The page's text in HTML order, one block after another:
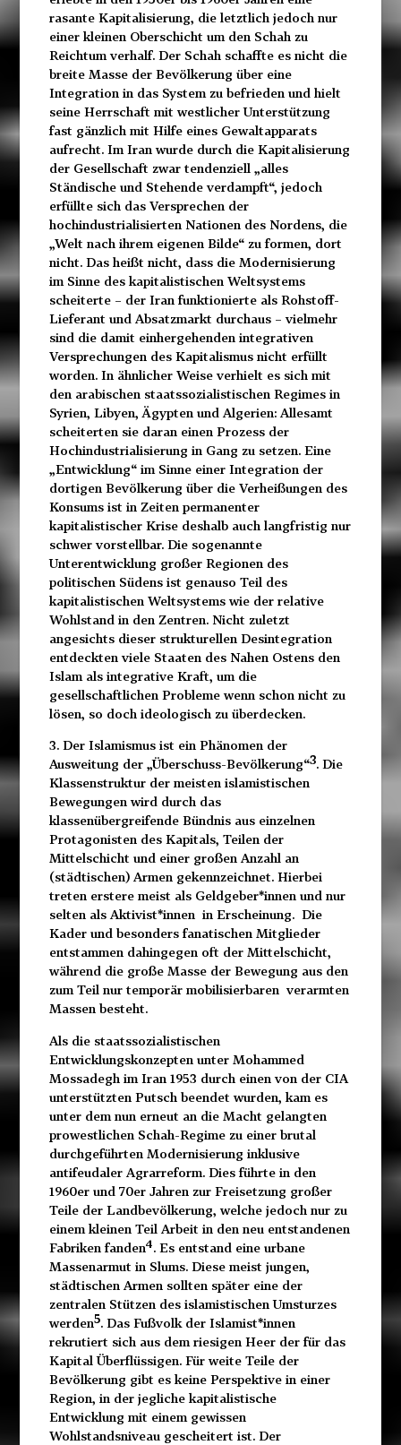
rasante Kapitalisierung, die letztlich jedoch nur
einer kleinen Oberschicht um den Schah zu
Reichtum verhalf. Der Schah schaffte es nicht die
breite Masse der Bevölkerung über eine
Integration in das System zu befrieden und hielt
seine Herrschaft mit westlicher Unterstützung
fast gänzlich mit Hilfe eines Gewaltapparats
aufrecht. Im Iran wurde durch die Kapitalisierung
der Gesellschaft zwar tendenziell „alles
Ständische und Stehende verdampft“, jedoch
erfüllte sich das Versprechen der
hochindustrialisierten Nationen des Nordens, die
„Welt nach ihrem eigenen Bilde“ zu formen, dort
nicht. Das heißt nicht, dass die Modernisierung
im Sinne des kapitalistischen Weltsystems
scheiterte – der Iran funktionierte als Rohstoff-
Lieferant und Absatzmarkt durchaus – vielmehr
sind die damit einhergehenden integrativen
Versprechungen des Kapitalismus nicht erfüllt
worden. In ähnlicher Weise verhielt es sich mit
den arabischen staatssozialistischen Regimes in
Syrien, Libyen, Ägypten und Algerien: Allesamt
scheiterten sie daran einen Prozess der
Hochindustrialisierung in Gang zu setzen. Eine
„Entwicklung“ im Sinne einer Integration der
dortigen Bevölkerung über die Verheißungen des
Konsums ist in Zeiten permanenter
kapitalistischer Krise deshalb auch langfristig nur
schwer vorstellbar. Die sogenannte
Unterentwicklung großer Regionen des
politischen Südens ist genauso Teil des
kapitalistischen Weltsystems wie der relative
Wohlstand in den Zentren. Nicht zuletzt
angesichts dieser strukturellen Desintegration
entdeckten viele Staaten des Nahen Ostens den
Islam als integrative Kraft, um die
gesellschaftlichen Probleme wenn schon nicht zu
lösen, so doch ideologisch zu überdecken.
3. Der Islamismus ist ein Phänomen der
Ausweitung der „Überschuss-Bevölkerung“3. Die
Klassenstruktur der meisten islamistischen
Bewegungen wird durch das
klassenübergreifende Bündnis aus einzelnen
Protagonisten des Kapitals, Teilen der
Mittelschicht und einer großen Anzahl an
(städtischen) Armen gekennzeichnet. Hierbei
treten erstere meist als Geldgeber*innen und nur
selten als Aktivist*innen in Erscheinung. Die
Kader und besonders fanatischen Mitglieder
entstammen dahingegen oft der Mittelschicht,
während die große Masse der Bewegung aus den
zum Teil nur temporär mobilisierbaren verarmten
Massen besteht.
Als die staatssozialistischen
Entwicklungskonzepten unter Mohammed
Mossadegh im Iran 1953 durch einen von der CIA
unterstützten Putsch beendet wurden, kam es
unter dem nun erneut an die Macht gelangten
prowestlichen Schah-Regime zu einer brutal
durchgeführten Modernisierung inklusive
antifeudaler Agrarreform. Dies führte in den
1960er und 70er Jahren zur Freisetzung großer
Teile der Landbevölkerung, welche jedoch nur zu
einem kleinen Teil Arbeit in den neu entstandenen
Fabriken fanden4. Es entstand eine urbane
Massenarmut in Slums. Diese meist jungen,
städtischen Armen sollten später eine der
zentralen Stützen des islamistischen Umsturzes
werden5. Das Fußvolk der Islamist*innen
rekrutiert sich aus dem riesigen Heer der für das
Kapital Überflüssigen. Für weite Teile der
Bevölkerung gibt es keine Perspektive in einer
Region, in der jegliche kapitalistische
Entwicklung mit einem gewissen
Wohlstandsniveau gescheitert ist. Der